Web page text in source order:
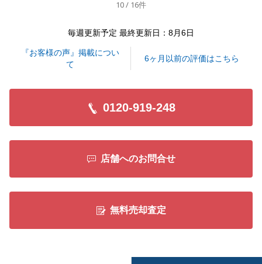
引き続きお付き合いの程、宜しくお願いいたします。
閉じる
10 / 16件
毎週更新予定 最終更新日：8月6日
『お客様の声』掲載につい
て
6ヶ月以前の評価はこちら
0120-919-248
店舗へのお問合せ
無料売却査定